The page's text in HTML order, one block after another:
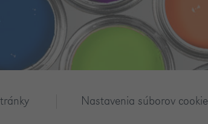
Nastavenia súborov cookie